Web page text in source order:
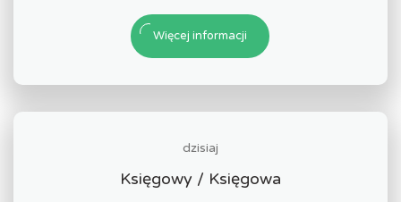
Więcej informacji
dzisiaj
Księgowy / Księgowa